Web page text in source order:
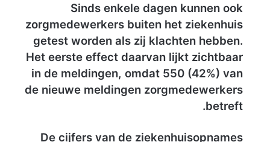
i
n
s
t
i
u
Sinds enkele dagen kunnen ook
zorgmedewerkers buiten het ziekenhuis
getest worden als zij klachten hebben.
Het eerste effect daarvan lijkt zichtbaar
in de meldingen, omdat 550 (42%) van
de nieuwe meldingen zorgmedewerkers
betreft.
De cijfers van de ziekenhuisopnames